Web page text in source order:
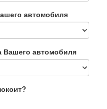
автомобиля
Вашего автомобиля